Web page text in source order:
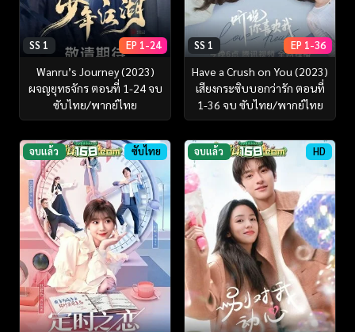
SS 1 EP 1-24
Wanru’s Journey (2023)
ผจญยุทธจักร ตอนที่ 1-24 จบ
ซับไทย/พากย์ไทย
SS 1 EP 1-36
Have a Crush on You (2023)
เสียงกระซิบบอกว่ารัก ตอนที่
1-36 จบ ซับไทย/พากย์ไทย
จบแล้ว ซับไทย จบแล้ว HD